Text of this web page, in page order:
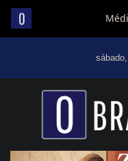
Um diário de